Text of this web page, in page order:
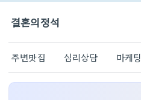
결혼의정석
주변맛집 심리상담 마케팅